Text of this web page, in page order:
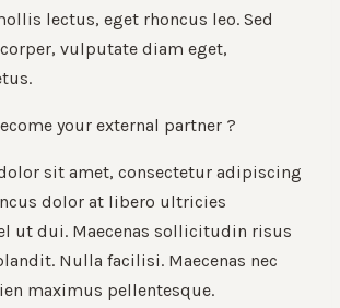
lectus, eget rhoncus leo. Sed
vulputate diam eget,
your external partner ?
sit amet, consectetur adipiscing
dolor at libero ultricies
ut dui. Maecenas sollicitudin risus
Nulla facilisi. Maecenas nec
maximus pellentesque.